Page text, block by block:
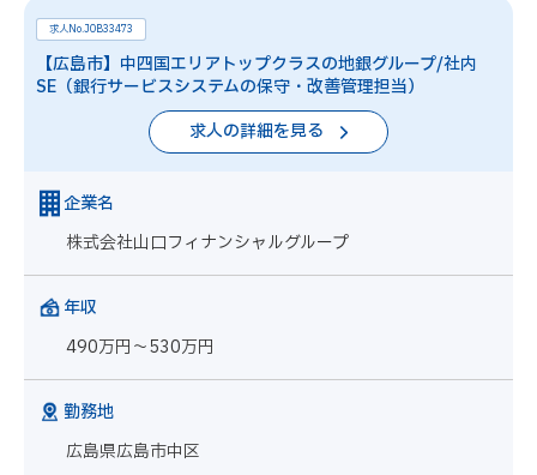
求人No.JOB33473
【広島市】中四国エリアトップクラスの地銀グループ/社内
SE（銀行サービスシステムの保守・改善管理担当）
求人の詳細を見る
企業名
株式会社山口フィナンシャルグループ
年収
490万円～530万円
勤務地
広島県広島市中区